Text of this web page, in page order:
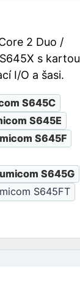
2 Duo /
s kartou
I/O a šasi.
S645C
S645E
S645F
S645G
S645FT